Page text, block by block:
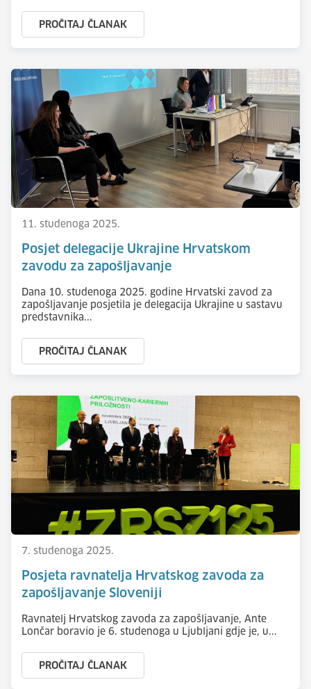
PROČITAJ ČLANAK
11. studenoga 2025.
Posjet delegacije Ukrajine Hrvatskom
zavodu za zapošljavanje
Dana 10. studenoga 2025. godine Hrvatski zavod za
zapošljavanje posjetila je delegacija Ukrajine u sastavu
predstavnika...
PROČITAJ ČLANAK
7. studenoga 2025.
Posjeta ravnatelja Hrvatskog zavoda za
zapošljavanje Sloveniji
Ravnatelj Hrvatskog zavoda za zapošljavanje, Ante
Lončar boravio je 6. studenoga u Ljubljani gdje je, u...
PROČITAJ ČLANAK